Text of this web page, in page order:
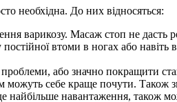
необхідна. До них відносяться:
варикозу. Масаж стоп не дасть
втоми в ногах або навіть
або значно покращити
себе краще почути. Також
найбільше навантаження, також